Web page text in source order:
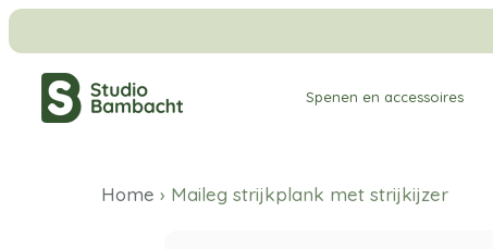
Meteen
naar
content
Spenen en accessoires
Home› Maileg strijkplank met strijkijzer